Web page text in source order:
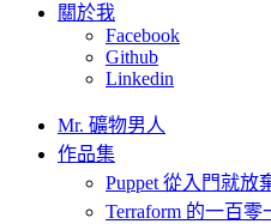
關於我
Facebook
Github
Linkedin
Mr. 礦物男人
作品集
Puppet 從入門就放
Terraform 的一百零